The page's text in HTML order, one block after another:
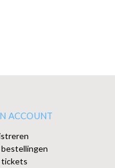
ACCOUNT
tickets